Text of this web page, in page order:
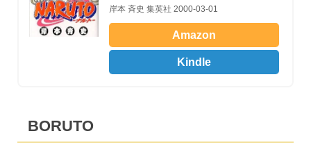
岸本 斉史 集英社 2000-03-01
Amazon
Kindle
BORUTO